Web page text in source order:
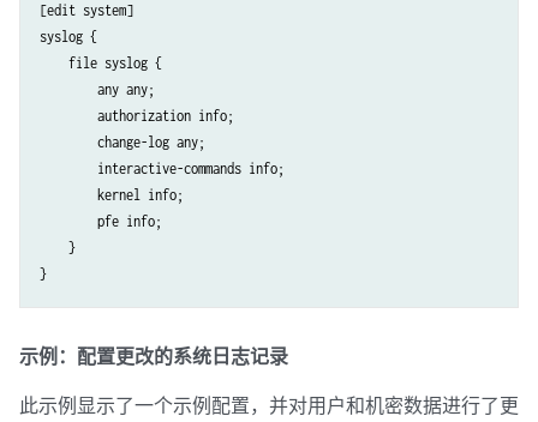
[edit system]
syslog {
    file syslog {
        any any;
        authorization info;
        change-log any;
        interactive-commands info;
        kernel info;
        pfe info;
    }
示例：配置更改的系统日志记录
此示例显示了一个示例配置，并对用户和机密数据进行了更